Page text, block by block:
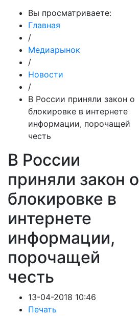
Вы просматриваете:
Главная
/
Медиарынок
/
Новости
/
В России приняли закон о
блокировке в интернете
информации, порочащей
честь
В России
приняли закон о
блокировке в
интернете
информации,
порочащей
честь
13-04-2018 10:46
Печать